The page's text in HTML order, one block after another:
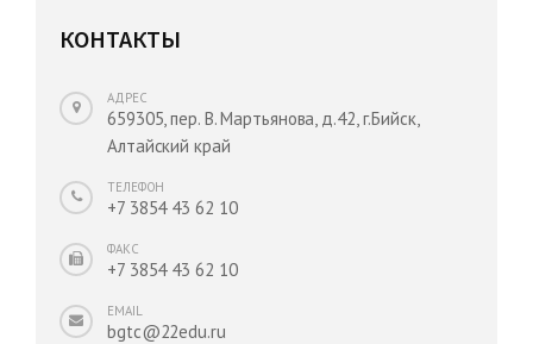
КОНТАКТЫ
АДРЕС
659305, пер. В. Мартьянова, д.42, г.Бийск,
Алтайский край
ТЕЛЕФОН
+7 3854 43 62 10
ФАКС
+7 3854 43 62 10
EMAIL
bgtc@22edu.ru